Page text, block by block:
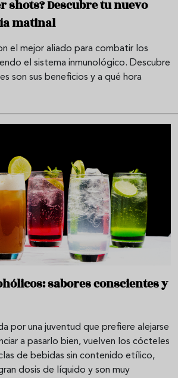
shots? Descubre tu nuevo
matinal
el mejor aliado para combatir los
el sistema inmunológico. Descubre
son sus beneficios y a qué hora
sabores conscientes y
por una juventud que prefiere alejarse
a pasarlo bien, vuelven los cócteles
de bebidas sin contenido etílico,
dosis de líquido y son muy